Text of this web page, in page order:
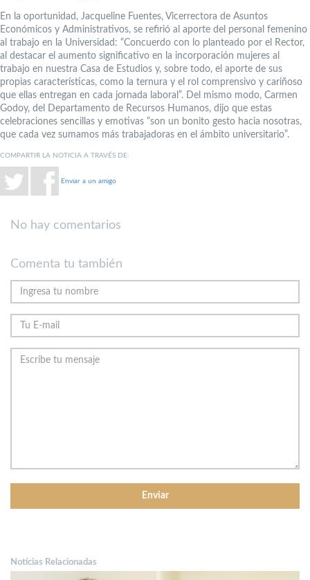
En la oportunidad, Jacqueline Fuentes, Vicerrectora de Asuntos
Económicos y Administrativos, se refirió al aporte del personal femenino
al trabajo en la Universidad: “Concuerdo con lo planteado por el Rector,
al destacar el aumento significativo en la incorporación mujeres al
trabajo en nuestra Casa de Estudios y, sobre todo, el aporte de sus
propias características, como la ternura y el rol comprensivo y cariñoso
que ellas entregan en cada jornada laboral”. Del mismo modo, Carmen
Godoy, del Departamento de Recursos Humanos, dijo que estas
celebraciones sencillas y emotivas “son un bonito gesto hacia nosotras,
que cada vez sumamos más trabajadoras en el ámbito universitario”.
COMPARTIR LA NOTICIA A TRAVÉS DE:
Enviar a un amigo
No hay comentarios
Comenta tu también
Noticias Relacionadas